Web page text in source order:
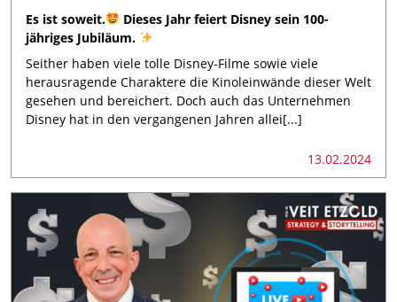
Es ist soweit.
Dieses Jahr feiert Disney sein 100-
jähriges Jubiläum.
Seither haben viele tolle Disney-Filme sowie viele
herausragende Charaktere die Kinoleinwände dieser Welt
gesehen und bereichert. Doch auch das Unternehmen
Disney hat in den vergangenen Jahren allei[...]
13.02.2024